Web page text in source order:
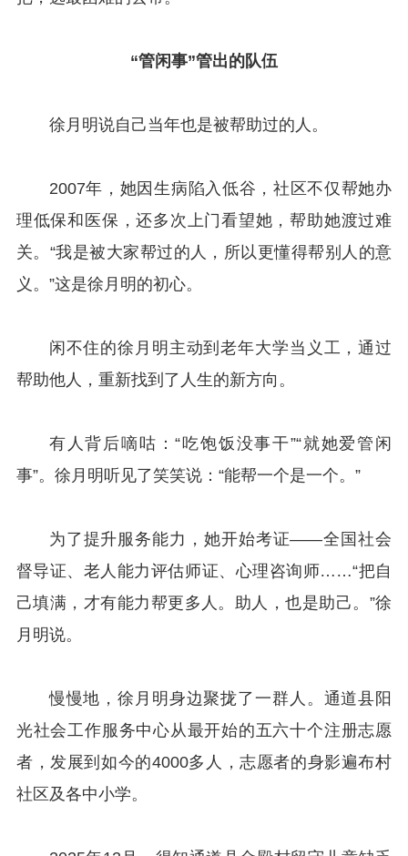
“管闲事”管出的队伍
徐月明说自己当年也是被帮助过的人。
2007年，她因生病陷入低谷，社区不仅帮她办
理低保和医保，还多次上门看望她，帮助她渡过难
关。“我是被大家帮过的人，所以更懂得帮别人的意
义。”这是徐月明的初心。
闲不住的徐月明主动到老年大学当义工，通过
帮助他人，重新找到了人生的新方向。
有人背后嘀咕：“吃饱饭没事干”“就她爱管闲
事”。徐月明听见了笑笑说：“能帮一个是一个。”
为了提升服务能力，她开始考证——全国社会
督导证、老人能力评估师证、心理咨询师……“把自
己填满，才有能力帮更多人。助人，也是助己。”徐
月明说。
慢慢地，徐月明身边聚拢了一群人。通道县阳
光社会工作服务中心从最开始的五六十个注册志愿
者，发展到如今的4000多人，志愿者的身影遍布村
社区及各中小学。